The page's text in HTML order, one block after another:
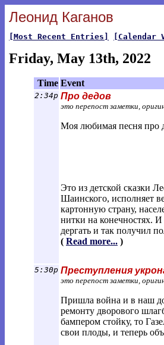
Леонид Каганов
[Most Recent Entries] [Calendar
Friday, May 13th, 2022
Time Event
2:34p Про дедов
это перепост заметки,
Моя любимая песня про
Это из детской сказки
Шаинского, исполняет
картонную страну,
нитки на конечностях.
дергать и так получил
( Read more... )
5:30p Преступления
это перепост заметки,
Пришла война и в наш
ремонту дворового
бампером стойку, то
свои плоды, и теперь